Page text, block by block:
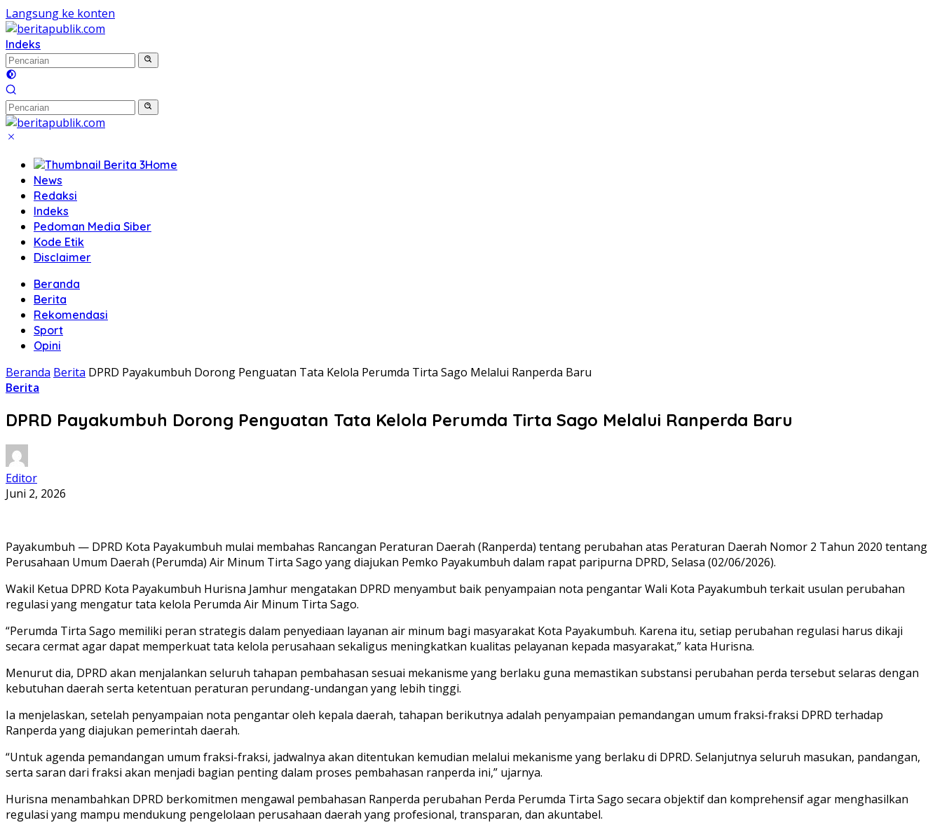
Langsung ke konten
Indeks
Home
News
Redaksi
Indeks
Pedoman Media Siber
Kode Etik
Disclaimer
Beranda
Berita
Rekomendasi
Sport
Opini
Beranda Berita DPRD Payakumbuh Dorong Penguatan Tata Kelola Perumda Tirta Sago Melalui Ranperda Baru
Berita
DPRD Payakumbuh Dorong Penguatan Tata Kelola Perumda Tirta Sago Melalui Ranperda Baru
Editor
Juni 2, 2026
Payakumbuh — DPRD Kota Payakumbuh mulai membahas Rancangan Peraturan Daerah (Ranperda) tentang perubahan atas Peraturan Daerah Nomor 2 Tahun 2020 tentang
Perusahaan Umum Daerah (Perumda) Air Minum Tirta Sago yang diajukan Pemko Payakumbuh dalam rapat paripurna DPRD, Selasa (02/06/2026).
Wakil Ketua DPRD Kota Payakumbuh Hurisna Jamhur mengatakan DPRD menyambut baik penyampaian nota pengantar Wali Kota Payakumbuh terkait usulan perubahan
regulasi yang mengatur tata kelola Perumda Air Minum Tirta Sago.
“Perumda Tirta Sago memiliki peran strategis dalam penyediaan layanan air minum bagi masyarakat Kota Payakumbuh. Karena itu, setiap perubahan regulasi harus dikaji
secara cermat agar dapat memperkuat tata kelola perusahaan sekaligus meningkatkan kualitas pelayanan kepada masyarakat,” kata Hurisna.
Menurut dia, DPRD akan menjalankan seluruh tahapan pembahasan sesuai mekanisme yang berlaku guna memastikan substansi perubahan perda tersebut selaras dengan
kebutuhan daerah serta ketentuan peraturan perundang-undangan yang lebih tinggi.
Ia menjelaskan, setelah penyampaian nota pengantar oleh kepala daerah, tahapan berikutnya adalah penyampaian pemandangan umum fraksi-fraksi DPRD terhadap
Ranperda yang diajukan pemerintah daerah.
“Untuk agenda pemandangan umum fraksi-fraksi, jadwalnya akan ditentukan kemudian melalui mekanisme yang berlaku di DPRD. Selanjutnya seluruh masukan, pandangan,
serta saran dari fraksi akan menjadi bagian penting dalam proses pembahasan ranperda ini,” ujarnya.
Hurisna menambahkan DPRD berkomitmen mengawal pembahasan Ranperda perubahan Perda Perumda Tirta Sago secara objektif dan komprehensif agar menghasilkan
regulasi yang mampu mendukung pengelolaan perusahaan daerah yang profesional, transparan, dan akuntabel.